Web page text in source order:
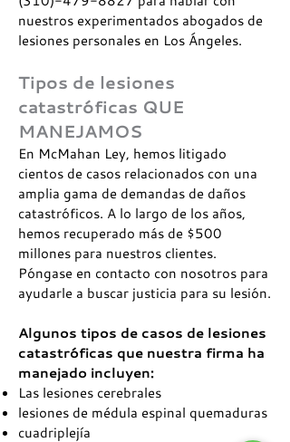
nuestros experimentados abogados de
lesiones personales en Los Ángeles.
Tipos de lesiones
catastróficas QUE
MANEJAMOS
En McMahan Ley, hemos litigado
cientos de casos relacionados con una
amplia gama de demandas de daños
catastróficos. A lo largo de los años,
hemos recuperado más de $500
millones para nuestros clientes.
Póngase en contacto con nosotros para
ayudarle a buscar justicia para su lesión.
Algunos tipos de casos de lesiones
catastróficas que nuestra firma ha
manejado incluyen:
Las lesiones cerebrales
lesiones de médula espinal quemaduras
cuadriplejía